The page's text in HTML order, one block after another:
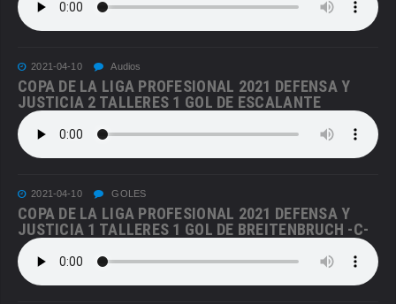
2021-04-10 Audios
COPA DE LA LIGA PROFESIONAL 2021 DEFENSA Y
JUSTICIA 2 TALLERES 1 GOL DE ESCALANTE
2021-04-10 GOLES
COPA DE LA LIGA PROFESIONAL 2021 DEFENSA Y
JUSTICIA 1 TALLERES 1 GOL DE BREITENBRUCH -C-